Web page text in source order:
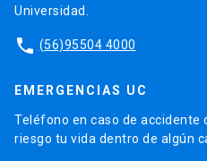
Universidad.
phone (56)95504 4000
EMERGENCIAS UC
Teléfono en caso de accidente
riesgo tu vida dentro de algún